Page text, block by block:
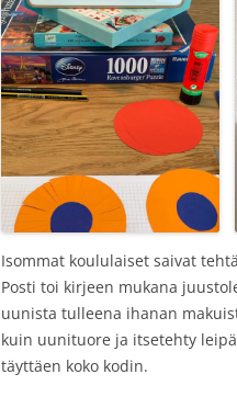
Isommat koululaiset saivat
Posti toi kirjeen mukana
uunista tulleena ihanan
kuin uunituore ja itsetehty
täyttäen koko kodin.